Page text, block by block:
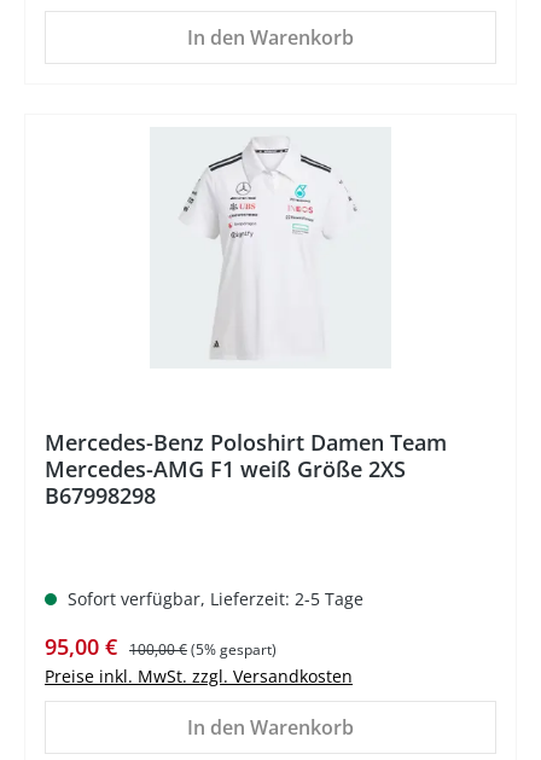
In den Warenkorb
Mercedes-Benz Poloshirt Damen Team
Mercedes-AMG F1 weiß Größe 2XS
B67998298
Sofort verfügbar, Lieferzeit: 2-5 Tage
Verkaufspreis:
95,00 € Regulärer Preis:
100,00 €(5% gespart)
Preise inkl. MwSt. zzgl. Versandkosten
In den Warenkorb